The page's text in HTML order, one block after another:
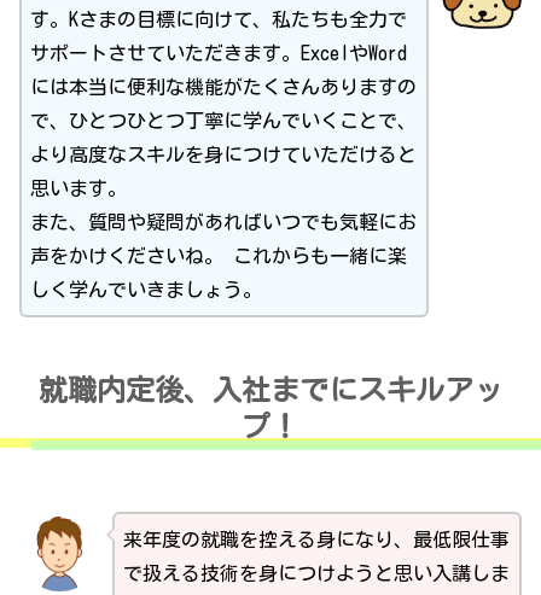
す。Kさまの目標に向けて、私たちも全力で
サポートさせていただきます。ExcelやWord
には本当に便利な機能がたくさんありますの
で、ひとつひとつ丁寧に学んでいくことで、
より高度なスキルを身につけていただけると
思います。
また、質問や疑問があればいつでも気軽にお
声をかけくださいね。 これからも一緒に楽
しく学んでいきましょう。
就職内定後、入社までにスキルアッ
プ！
来年度の就職を控える身になり、最低限仕事
で扱える技術を身につけようと思い入講しま